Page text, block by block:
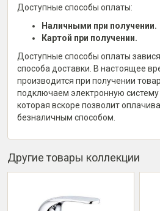
Доступные способы оплаты:
Наличными при получении.
Картой при получении.
Доступные способы оплаты
способа доставки. В настоящее
производится при получении
подключаем электронную
которая вскоре позволит
безналичным способом.
Другие товары коллекции